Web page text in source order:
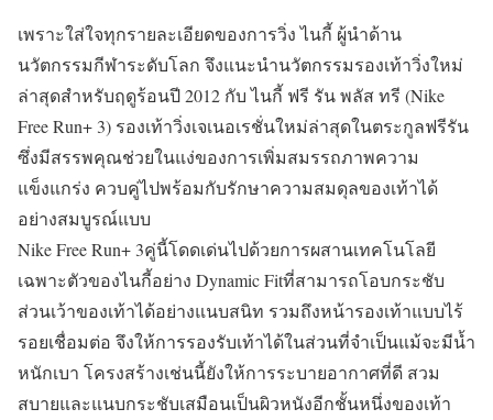
เพราะใส่ใจทุกรายละเอียดของการวิ่ง ไนกี้ ผู้นำด้าน
นวัตกรรมกีฬาระดับโลก จึงแนะนำนวัตกรรมรองเท้าวิ่งใหม่
ล่าสุดสำหรับฤดูร้อนปี 2012 กับ ไนกี้ ฟรี รัน พลัส ทรี (Nike
Free Run+ 3) รองเท้าวิ่งเจเนอเรชั่นใหม่ล่าสุดในตระกูลฟรีรัน
ซึ่งมีสรรพคุณช่วยในแง่ของการเพิ่มสมรรถภาพความ
แข็งแกร่ง ควบคู่ไปพร้อมกับรักษาความสมดุลของเท้าได้
อย่างสมบูรณ์แบบ
Nike Free Run+ 3คู่นี้โดดเด่นไปด้วยการผสานเทคโนโลยี
เฉพาะตัวของไนกี้อย่าง Dynamic Fitที่สามารถโอบกระชับ
ส่วนเว้าของเท้าได้อย่างแนบสนิท รวมถึงหน้ารองเท้าแบบไร้
รอยเชื่อมต่อ จึงให้การรองรับเท้าได้ในส่วนที่จำเป็นแม้จะมีน้ำ
หนักเบา โครงสร้างเช่นนี้ยังให้การระบายอากาศที่ดี สวม
สบายและแนบกระชับเสมือนเป็นผิวหนังอีกชั้นหนึ่งของเท้า